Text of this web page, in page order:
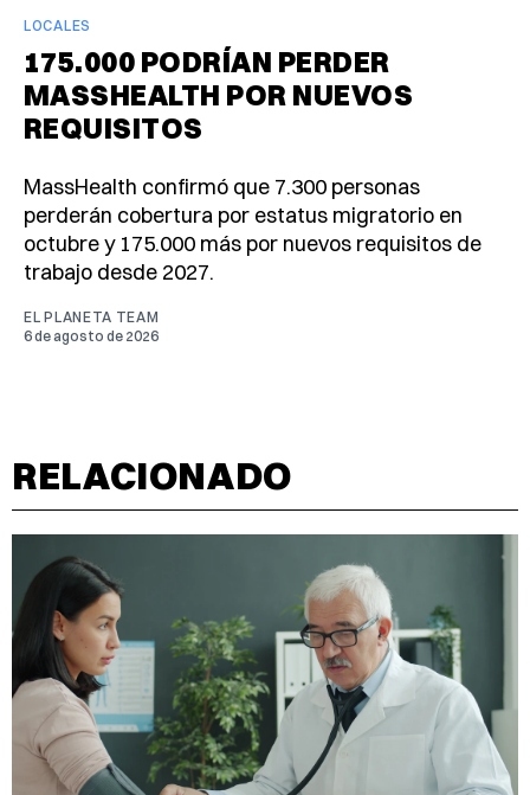
LOCALES
175.000 PODRÍAN PERDER
MASSHEALTH POR NUEVOS
REQUISITOS
MassHealth confirmó que 7.300 personas
perderán cobertura por estatus migratorio en
octubre y 175.000 más por nuevos requisitos de
trabajo desde 2027.
EL PLANETA TEAM
6 de agosto de 2026
RELACIONADO